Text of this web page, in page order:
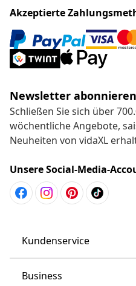
Akzeptierte
Newsletter abonnieren
Schließen Sie sich über
wöchentliche Angebote,
Neuheiten von vidaXL
Unsere Social-Media-
Kundenservice
Business